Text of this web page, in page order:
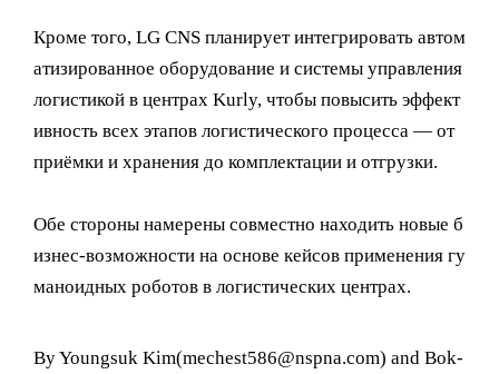
Кроме того, LG CNS планирует интегрировать автом
атизированное оборудование и системы управления
логистикой в центрах Kurly, чтобы повысить эффект
ивность всех этапов логистического процесса — от
приёмки и хранения до комплектации и отгрузки.
Обе стороны намерены совместно находить новые б
изнес-возможности на основе кейсов применения гу
маноидных роботов в логистических центрах.
By Youngsuk Kim(mechest586@nspna.com) and Bok-